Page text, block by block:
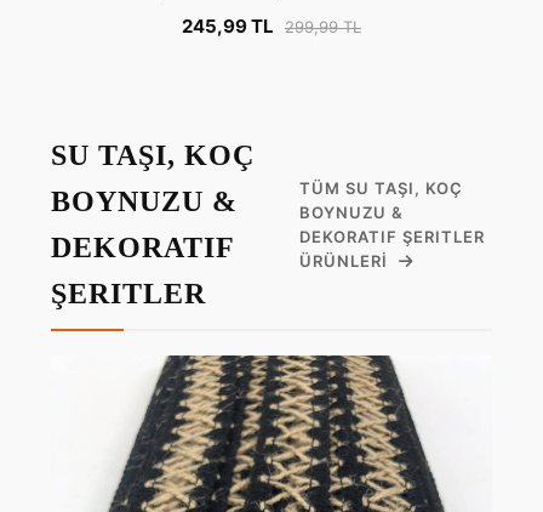
245,99 TL 299,99 TL
SU TAŞI, KOÇ
BOYNUZU &
DEKORATIF
ŞERITLER
TÜM SU TAŞI, KOÇ
BOYNUZU &
DEKORATIF ŞERITLER
ÜRÜNLERI